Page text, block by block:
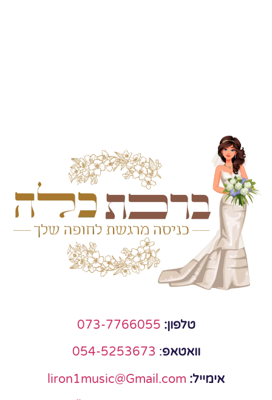
טלפון: 073-7766055
וואטאפ:
054-5253673
אימייל: liron1music@Gmail.com